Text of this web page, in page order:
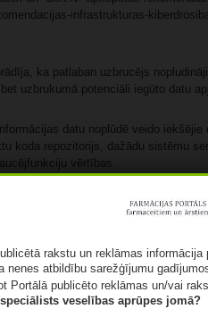
infrastrukturas-
ka patlaban uzbrucējs
uzbrukumā potenciāli iegūto datu
datu noplūdē veido
koda repozitorijs, dažādu sistēmu
vērtības.
apkopo informāciju par potenciālu
nomainīt autentifikācijas
sastopamie sertifikāti un atslēgas
skaidroja “Cert.lv”.
atkopšanās procesā ir jāuzskata, ka
rakstu un reklāmas
nenes atbildību sarežģījumu
Portālā publicēto reklāmas un/vai
veselības aprūpes jomā?